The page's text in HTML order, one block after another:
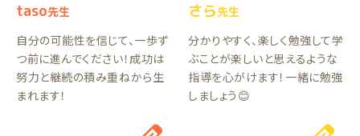
taso先生
自分の可能性を信じて、一歩ず
つ前に進んでください！成功は
努力と継続の積み重ねから生
まれます！
さら先生
分かりやすく、楽しく勉強して学
ぶことが楽しいと思えるような
指導を心がけます！一緒に勉強
しましょう😊